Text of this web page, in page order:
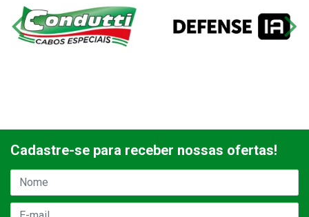
Cadastre-se para receber nossas ofertas!